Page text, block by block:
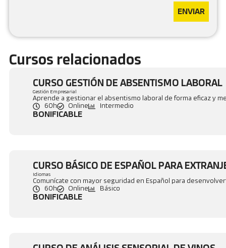
ENVIAR
Cursos relacionados
CURSO GESTIÓN DE ABSENTISMO LABORAL
Gestión Empresarial
Aprende a gestionar el absentismo laboral de forma eficaz y
60h
Online Intermedio
BONIFICABLE
CURSO BÁSICO DE ESPAÑOL PARA
Idiomas
Comunícate con mayor seguridad en Español para
60h
Online Básico
BONIFICABLE